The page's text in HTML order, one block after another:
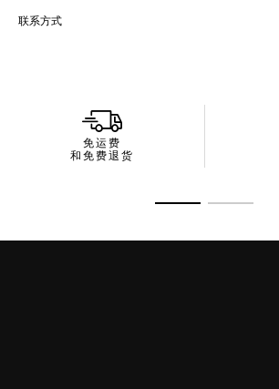
联系方式
免运费
和免费退货